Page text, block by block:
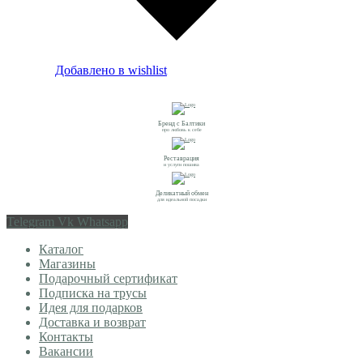
Добавлено в wishlist
Бренд с Балтики
про любовь к себе
Реставрация
и услуги пошива
Деликатный обмен
для идеальной посадки
Telegram Vk Whatsapp
Каталог
Магазины
Подарочный сертификат
Подписка на трусы
Идея для подарков
Доставка и возврат
Контакты
Вакансии